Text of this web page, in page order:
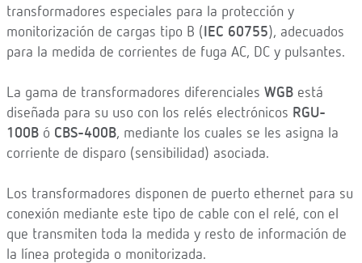
transformadores especiales para la protección y
monitorización de cargas tipo B (IEC 60755), adecuados
para la medida de corrientes de fuga AC, DC y pulsantes.
La gama de transformadores diferenciales WGB está
diseñada para su uso con los relés electrónicos RGU-
100B ó CBS-400B, mediante los cuales se les asigna la
corriente de disparo (sensibilidad) asociada.
Los transformadores disponen de puerto ethernet para su
conexión mediante este tipo de cable con el relé, con el
que transmiten toda la medida y resto de información de
la línea protegida o monitorizada.